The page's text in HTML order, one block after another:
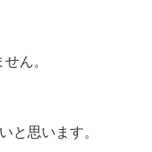
ん。
と思います。